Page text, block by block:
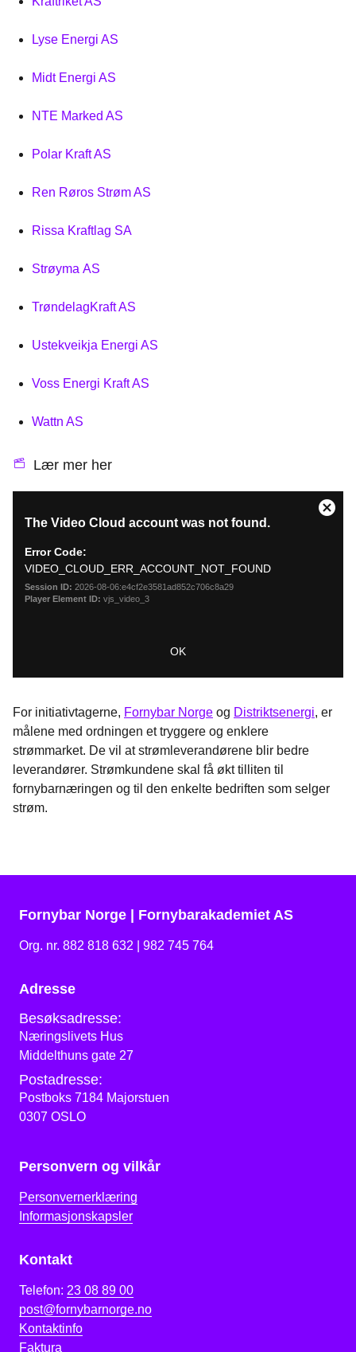
Lyse Energi AS
Midt Energi AS
NTE Marked AS
Polar Kraft AS
Ren Røros Strøm AS
Rissa Kraftlag SA
Strøyma AS
TrøndelagKraft AS
Ustekveikja Energi AS
Voss Energi Kraft AS
Wattn AS
Lær mer her
For initiativtagerne, Fornybar Norge og Distriktsenergi, er
målene med ordningen et tryggere og enklere
strømmarket. De vil at strømleverandørene blir bedre
leverandører. Strømkundene skal få økt tilliten til
fornybarnæringen og til den enkelte bedriften som selger
strøm.
Fornybar Norge | Fornybarakademiet AS
Org. nr. 882 818 632 | 982 745 764
Adresse
Besøksadresse:
Næringslivets Hus
Middelthuns gate 27
Postadresse:
Postboks 7184 Majorstuen
0307 OSLO
Personvern og vilkår
Personvernerklæring
Informasjonskapsler
Kontakt
Telefon: 23 08 89 00
post@fornybarnorge.no
Kontaktinfo
Faktura